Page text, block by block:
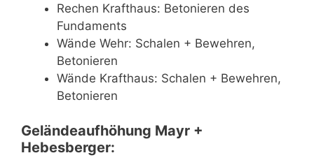
Rechen Krafthaus: Betonieren des
Fundaments
Wände Wehr: Schalen + Bewehren,
Betonieren
Wände Krafthaus: Schalen + Bewehren,
Betonieren
Geländeaufhöhung Mayr +
Hebesberger: